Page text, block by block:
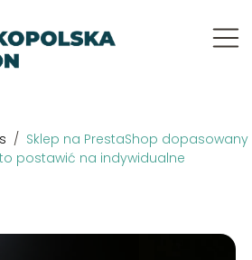
/ Sklep na PrestaShop dopasowany
postawić na indywidualne